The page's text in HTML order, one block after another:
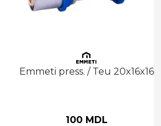
Emmeti press. / Teu 20x16x16
100 MDL